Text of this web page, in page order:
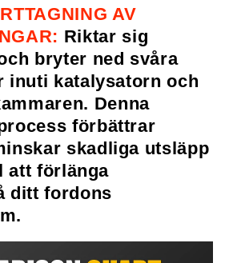
AV
Riktar sig
bryter ned svåra
inuti katalysatorn och
Denna
förbättrar
skadliga utsläpp
att förlänga
ditt fordons